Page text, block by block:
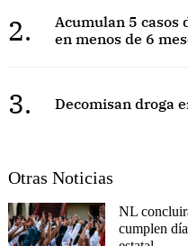
2.
Acumulan 5 casos
en menos de 6
3. Decomisan droga
Otras Noticias
NL
cumplen